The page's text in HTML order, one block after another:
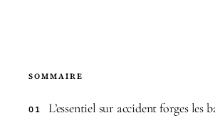
SOMMAIRE
01 L’essentiel sur accident forges les